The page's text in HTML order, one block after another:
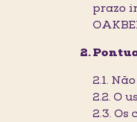
prazo
2.1.
2.2. O
2.3.